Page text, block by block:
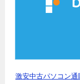
激安中古パソコン通